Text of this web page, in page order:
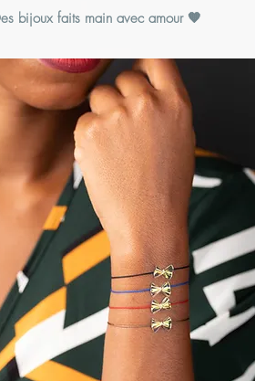
bijoux faits main avec amour 🧡